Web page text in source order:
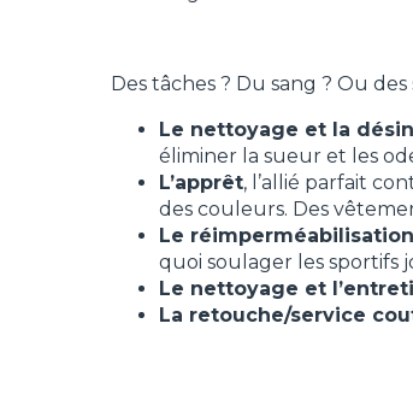
Des tâches ? Du sang ? Ou
Le nettoyage et la
éliminer la sueur et les
L’apprêt, l’allié parfait
des couleurs. Des
Le réimperméabilisation
quoi soulager les sportifs
Le nettoyage et
La retouche/service